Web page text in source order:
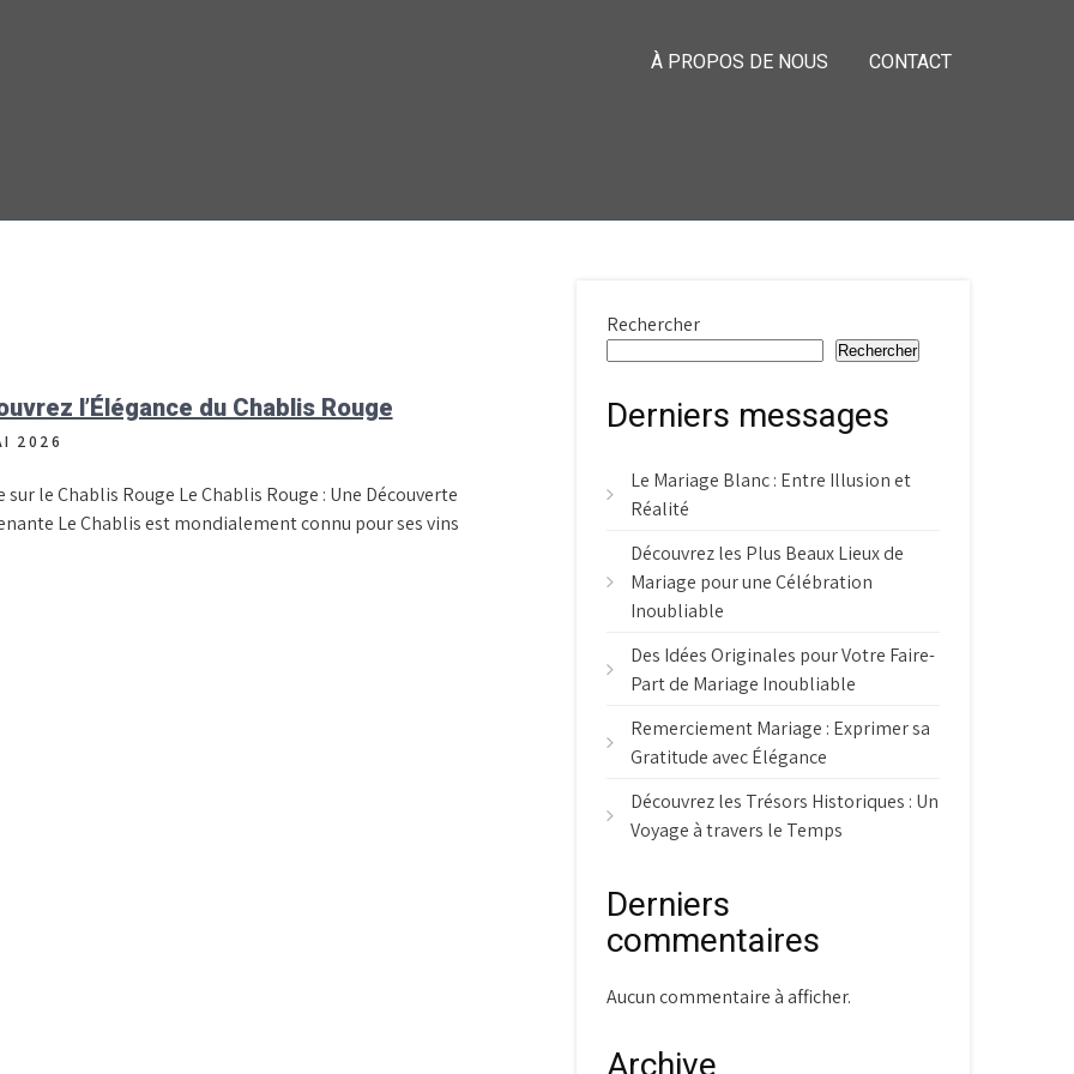
À PROPOS DE NOUS CONTACT
l’Élégance du Chablis Rouge
2026
sur le Chablis Rouge Le Chablis Rouge : Une Découverte
Le Chablis est mondialement connu pour ses vins
Rechercher
Rechercher
Derniers messages
Le Mariage Blanc : Entre Illusion et
Réalité
Découvrez les Plus Beaux Lieux de
Mariage pour une Célébration
Inoubliable
Des Idées Originales pour Votre Faire-
Part de Mariage Inoubliable
Remerciement Mariage : Exprimer sa
Gratitude avec Élégance
Découvrez les Trésors Historiques : Un
Voyage à travers le Temps
Derniers
commentaires
Aucun commentaire à afficher.
Archive